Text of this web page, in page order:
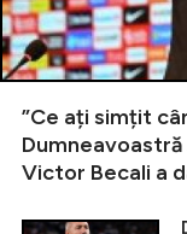
”Ce ați simțit
Victor Becali a